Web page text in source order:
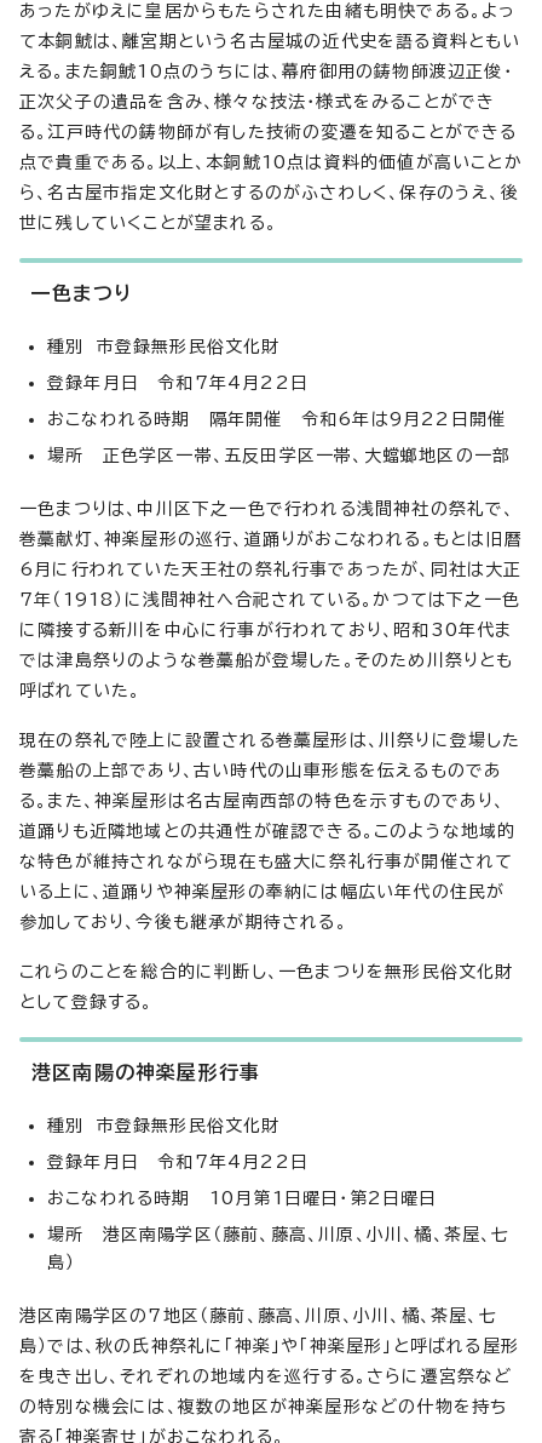
あったがゆえに皇居からもたらされた由緒も明快である。よっ
て本銅鯱は、離宮期という名古屋城の近代史を語る資料ともい
える。また銅鯱10点のうちには、幕府御用の鋳物師渡辺正俊・
正次父子の遺品を含み、様々な技法・様式をみることができ
る。江戸時代の鋳物師が有した技術の変遷を知ることができる
点で貴重である。以上、本銅鯱10点は資料的価値が高いことか
ら、名古屋市指定文化財とするのがふさわしく、保存のうえ、後
世に残していくことが望まれる。
一色まつり
種別 市登録無形民俗文化財
登録年月日 令和7年4月22日
おこなわれる時期 隔年開催 令和6年は9月22日開催
場所 正色学区一帯、五反田学区一帯、大蟷螂地区の一部
一色まつりは、中川区下之一色で行われる浅間神社の祭礼で、
巻藁献灯、神楽屋形の巡行、道踊りがおこなわれる。もとは旧暦
6月に行われていた天王社の祭礼行事であったが、同社は大正
7年（1918）に浅間神社へ合祀されている。かつては下之一色
に隣接する新川を中心に行事が行われており、昭和30年代ま
では津島祭りのような巻藁船が登場した。そのため川祭りとも
呼ばれていた。
現在の祭礼で陸上に設置される巻藁屋形は、川祭りに登場した
巻藁船の上部であり、古い時代の山車形態を伝えるものであ
る。また、神楽屋形は名古屋南西部の特色を示すものであり、
道踊りも近隣地域との共通性が確認できる。このような地域的
な特色が維持されながら現在も盛大に祭礼行事が開催されて
いる上に、道踊りや神楽屋形の奉納には幅広い年代の住民が
参加しており、今後も継承が期待される。
これらのことを総合的に判断し、一色まつりを無形民俗文化財
として登録する。
港区南陽の神楽屋形行事
種別 市登録無形民俗文化財
登録年月日 令和7年4月22日
おこなわれる時期 10月第1日曜日・第2日曜日
場所 港区南陽学区（藤前、藤高、川原、小川、橘、茶屋、七
島）
港区南陽学区の7地区（藤前、藤高、川原、小川、橘、茶屋、七
島）では、秋の氏神祭礼に「神楽」や「神楽屋形」と呼ばれる屋形
を曳き出し、それぞれの地域内を巡行する。さらに遷宮祭など
の特別な機会には、複数の地区が神楽屋形などの什物を持ち
寄る「神楽寄せ」がおこなわれる。